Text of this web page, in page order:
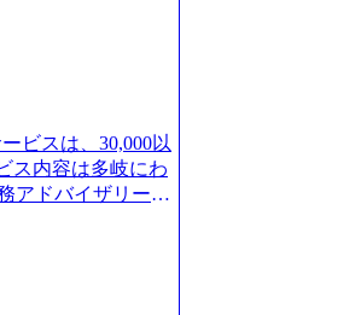
人事組織テーマに
NFT等の新規事業
界を中心に、DX
のコンサルは終わ
方 (https://www.b
がえるぼし認定を取
3520247)
べる環境 【コン
キャリアアドバ
位の決められた
祝休みの完全週休
9日） 有給休暇は
有給休暇の残日
きます。 【育児や
の3月31日までの
ビスは、30,000以
ス内容は多岐にわ
アドバイザリーな
長を取り込むスキ
M&A業界のリー
りながら自己成